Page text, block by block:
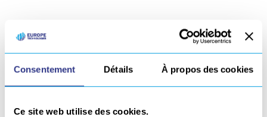
Consentement Détails À propos des cookies
Ce site web utilise des cookies.
Search